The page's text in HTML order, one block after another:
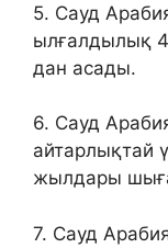
5. Сауд
ылғалдылық
дан асады.
6. Сауд
айтарлықтай
жылдары
7. Сауд